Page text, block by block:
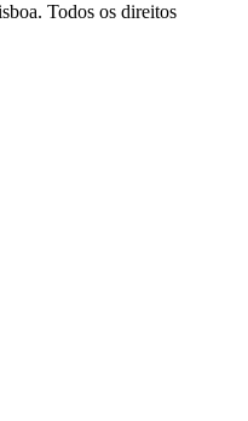
Todos os direitos